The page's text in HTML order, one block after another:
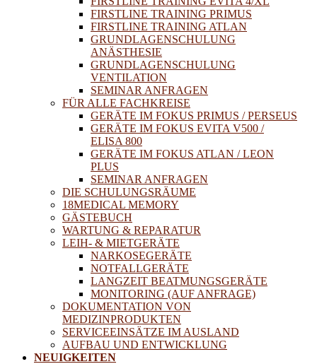
FIRSTLINE TRAINING PRIMUS
FIRSTLINE TRAINING ATLAN
GRUNDLAGENSCHULUNG
ANÄSTHESIE
GRUNDLAGENSCHULUNG
VENTILATION
SEMINAR ANFRAGEN
FÜR ALLE FACHKREISE
GERÄTE IM FOKUS PRIMUS / PERSEUS
GERÄTE IM FOKUS EVITA V500 /
ELISA 800
GERÄTE IM FOKUS ATLAN / LEON
PLUS
SEMINAR ANFRAGEN
DIE SCHULUNGSRÄUME
18MEDICAL MEMORY
GÄSTEBUCH
WARTUNG & REPARATUR
LEIH- & MIETGERÄTE
NARKOSEGERÄTE
NOTFALLGERÄTE
LANGZEIT BEATMUNGSGERÄTE
MONITORING (AUF ANFRAGE)
DOKUMENTATION VON
MEDIZINPRODUKTEN
SERVICEEINSÄTZE IM AUSLAND
AUFBAU UND ENTWICKLUNG
NEUIGKEITEN